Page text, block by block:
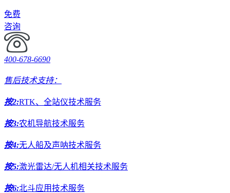
免费
咨询
400-678-6690
售后技术支持：
按2:RTK、全站仪技术服务
按3:农机导航技术服务
按4:无人船及声呐技术服务
按5:激光雷达/无人机相关技术服务
按6:北斗应用技术服务